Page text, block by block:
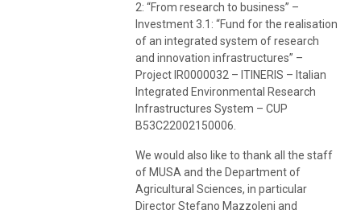
2: “From research to business” –
Investment 3.1: “Fund for the realisation
of an integrated system of research
and innovation infrastructures” –
Project IR0000032 – ITINERIS – Italian
Integrated Environmental Research
Infrastructures System – CUP
B53C22002150006.
We would also like to thank all the staff
of MUSA and the Department of
Agricultural Sciences, in particular
Director Stefano Mazzoleni and